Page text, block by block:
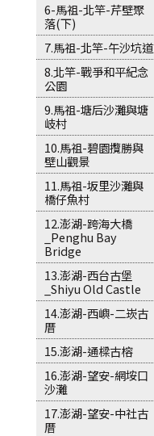
6-馬祖-北竿-芹壁聚
落(下)
7.馬祖-北竿-午沙坑道
8.北竿-戰爭和平紀念
公園
9.馬祖-塘后沙灘與塘
岐村
10.馬祖-碧園攬勝與
壁山觀景
11.馬祖-坂里沙灘與
橋仔魚村
12.澎湖-跨海大橋
_Penghu Bay
Bridge
13.澎湖-西台古堡
_Shiyu Old Castle
14.澎湖-西嶼-二崁古
厝
15.澎湖-通樑古榕
16.澎湖-望安-網垵口
沙灘
17.澎湖-望安-中社古
厝